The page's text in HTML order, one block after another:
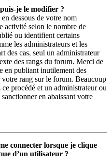
je le modifier ?
dessous de votre nom
activité selon le nombre de
ou identifient certains
les administrateurs et les
des cas, seul un administrateur
des rangs du forum. Merci de
en publiant inutilement des
votre rang sur le forum. Beaucoup
procédé et un administrateur ou
en abaissant votre
connecter lorsque je clique
d’un utilisateur ?